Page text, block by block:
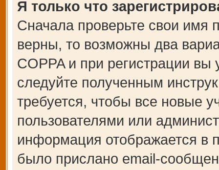
Я только что
Сначала проверьте свои имя
верны, то возможны два
COPPA и при регистрации вы
следуйте полученным
требуется, чтобы все новые
пользователями или
информация отображается в
было прислано email-